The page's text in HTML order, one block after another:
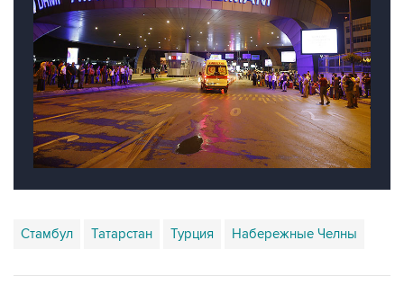
Стамбул Татарстан Турция Набережные Челны